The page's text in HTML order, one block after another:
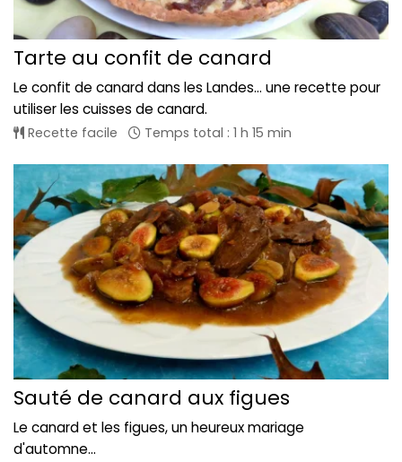
Tarte au confit de canard
Le confit de canard dans les Landes... une recette pour
utiliser les cuisses de canard.
Recette facile Temps total : 1 h 15 min
Sauté de canard aux figues
Le canard et les figues, un heureux mariage
d'automne...